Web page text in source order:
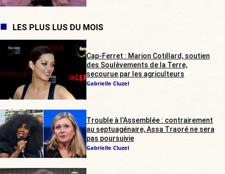
LES PLUS LUS DU MOIS
Cap-Ferret : Marion Cotillard, soutien
des Soulèvements de la Terre,
secourue par les agriculteurs
Gabrielle Cluzel
Trouble à l’Assemblée : contrairement
au septuagénaire, Assa Traoré ne sera
pas poursuivie
Gabrielle Cluzel